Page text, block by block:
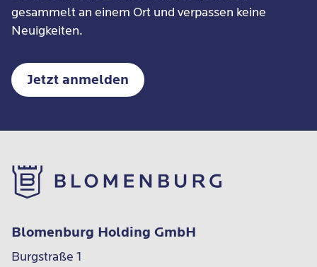
gesammelt an einem Ort und verpassen keine
Neuigkeiten.
Jetzt anmelden
Blomenburg Holding GmbH
Burgstraße 1